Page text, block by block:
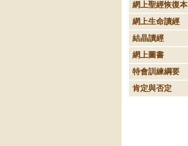
網上聖經恢復本
網上生命讀經
結晶讀經
網上圖書
特會訓練綱要
肯定與否定